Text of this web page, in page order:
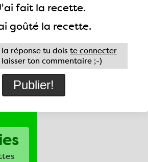
fait la recette.
goûté la recette.
réponse tu dois te connecter
ton commentaire ;-)